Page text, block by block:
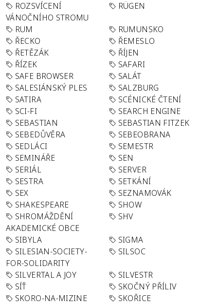
ROZSVÍCENÍ
VÁNOČNÍHO STROMU
RÜGEN
RUM
RUMUNSKO
ŘECKO
ŘEMESLO
ŘETĚZÁK
ŘÍJEN
ŘÍZEK
SAFARI
SAFE BROWSER
SALÁT
SALESIÁNSKÝ PLES
SALZBURG
SATIRA
SCÉNICKÉ ČTENÍ
SCI-FI
SEARCH ENGINE
SEBASTIAN
SEBASTIAN FITZEK
SEBEDŮVĚRA
SEBEOBRANA
SEDLÁCI
SEMESTR
SEMINÁŘE
SEN
SERIÁL
SERVER
SESTRA
SETKÁNÍ
SEX
SEZNAMOVÁK
SHAKESPEARE
SHOW
SHROMÁŽDĚNÍ
AKADEMICKÉ OBCE
SHV
SIBYLA
SIGMA
SILESIAN-SOCIETY-
FOR-SOLIDARITY
SILSOC
SILVERTAL A JOY
SILVESTR
SÍŤ
SKOČNÝ PŘÍLIV
SKORO-NA-MIZINE
SKOŘICE